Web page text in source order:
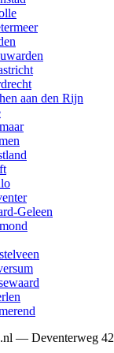
aan den Rijn
Geleen
— Deventerweg 42